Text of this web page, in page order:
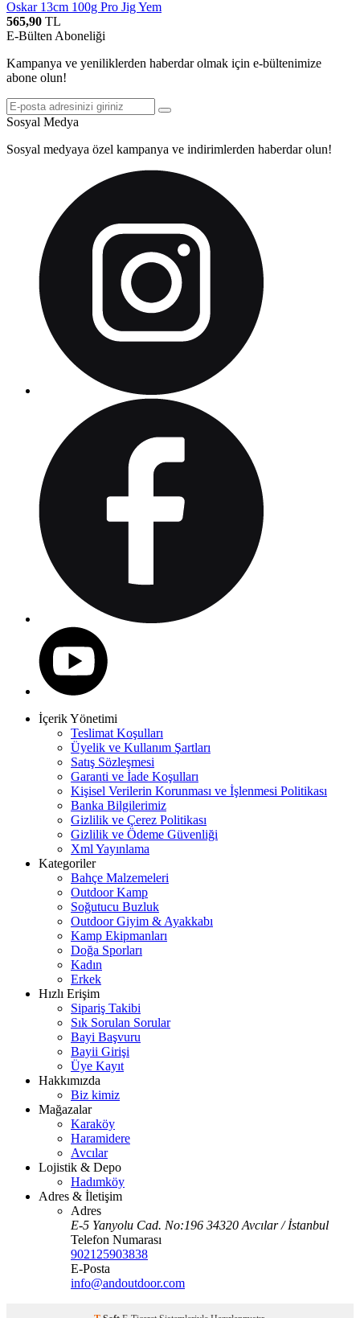
Oskar 13cm 100g Pro Jig Yem
565,90 TL
E-Bülten Aboneliği
Kampanya ve yeniliklerden haberdar olmak için e-bültenimize
abone olun!
Sosyal Medya
Sosyal medyaya özel kampanya ve indirimlerden haberdar olun!
İçerik Yönetimi
Teslimat Koşulları
Üyelik ve Kullanım Şartları
Satış Sözleşmesi
Garanti ve İade Koşulları
Kişisel Verilerin Korunması ve İşlenmesi Politikası
Banka Bilgilerimiz
Gizlilik ve Çerez Politikası
Gizlilik ve Ödeme Güvenliği
Xml Yayınlama
Kategoriler
Bahçe Malzemeleri
Outdoor Kamp
Soğutucu Buzluk
Outdoor Giyim & Ayakkabı
Kamp Ekipmanları
Doğa Sporları
Kadın
Erkek
Hızlı Erişim
Sipariş Takibi
Sık Sorulan Sorular
Bayi Başvuru
Bayii Girişi
Üye Kayıt
Hakkımızda
Biz kimiz
Mağazalar
Karaköy
Haramidere
Avcılar
Lojistik & Depo
Hadımköy
Adres & İletişim
Adres
E-5 Yanyolu Cad. No:196 34320 Avcılar / İstanbul
Telefon Numarası
902125903838
E-Posta
info@andoutdoor.com